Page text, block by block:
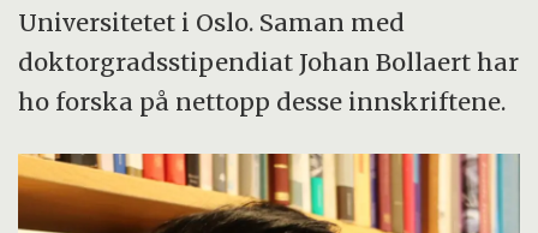
Universitetet i Oslo. Saman med
doktorgradsstipendiat Johan Bollaert har
ho forska på nettopp desse innskriftene.